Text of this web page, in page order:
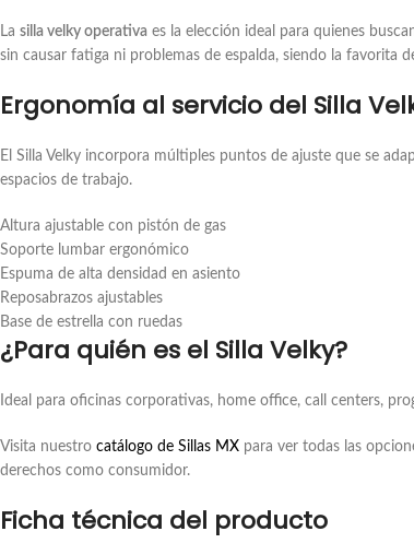
La silla velky operativa es la elección ideal para quienes
sin causar fatiga ni problemas de espalda, siendo la favorita
Ergonomía al servicio del Silla
El Silla Velky incorpora múltiples puntos de ajuste que se
espacios de trabajo.
Altura ajustable con pistón de gas
Soporte lumbar ergonómico
Espuma de alta densidad en asiento
Reposabrazos ajustables
Base de estrella con ruedas
¿Para quién es el Silla Velky?
Ideal para oficinas corporativas, home office, call centers,
Visita nuestro catálogo de Sillas MX para ver todas las
derechos como consumidor.
Ficha técnica del producto